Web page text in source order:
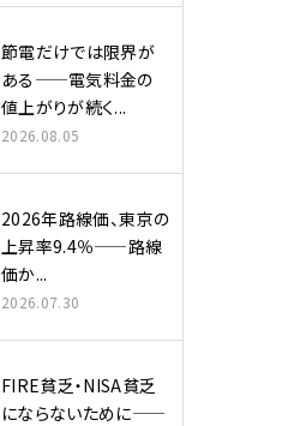
節電だけでは限界が
ある——電気料金の
値上がりが続く...
2026.08.05
2026年路線価、東京の
上昇率9.4％——路線
価か...
2026.07.30
FIRE貧乏・NISA貧乏
にならないために——